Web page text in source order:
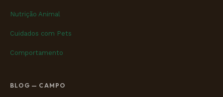
Nutrição Animal
Cuidados com Pets
Comportamento
BLOG — CAMPO